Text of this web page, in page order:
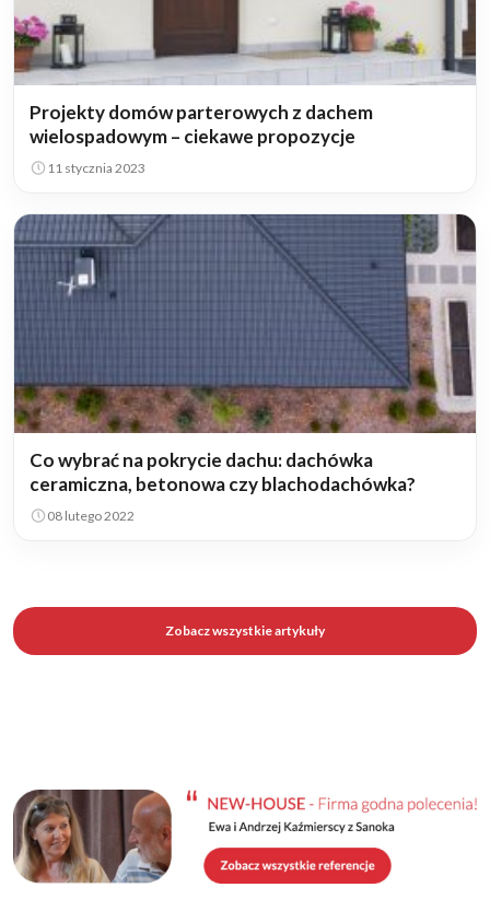
Projekty domów parterowych z dachem
wielospadowym – ciekawe propozycje
11 stycznia 2023
Co wybrać na pokrycie dachu: dachówka
ceramiczna, betonowa czy blachodachówka?
08 lutego 2022
Zobacz wszystkie artykuły